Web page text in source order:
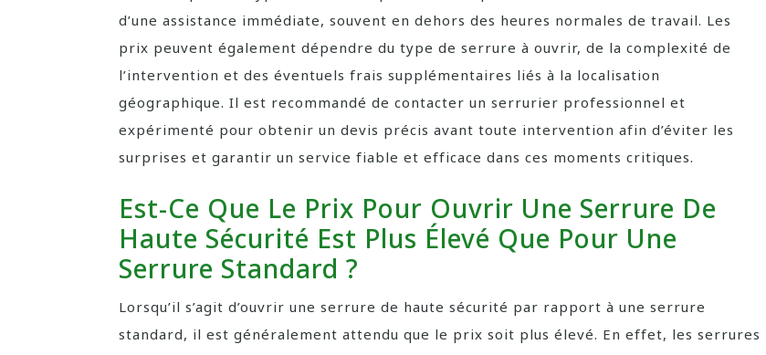
d’une assistance immédiate, souvent en dehors des heures normales de travail. Les
prix peuvent également dépendre du type de serrure à ouvrir, de la complexité de
l’intervention et des éventuels frais supplémentaires liés à la localisation
géographique. Il est recommandé de contacter un serrurier professionnel et
expérimenté pour obtenir un devis précis avant toute intervention afin d’éviter les
surprises et garantir un service fiable et efficace dans ces moments critiques.
Est-Ce Que Le Prix Pour Ouvrir Une Serrure De
Haute Sécurité Est Plus Élevé Que Pour Une
Serrure Standard ?
Lorsqu’il s’agit d’ouvrir une serrure de haute sécurité par rapport à une serrure
standard, il est généralement attendu que le prix soit plus élevé. En effet, les serrures